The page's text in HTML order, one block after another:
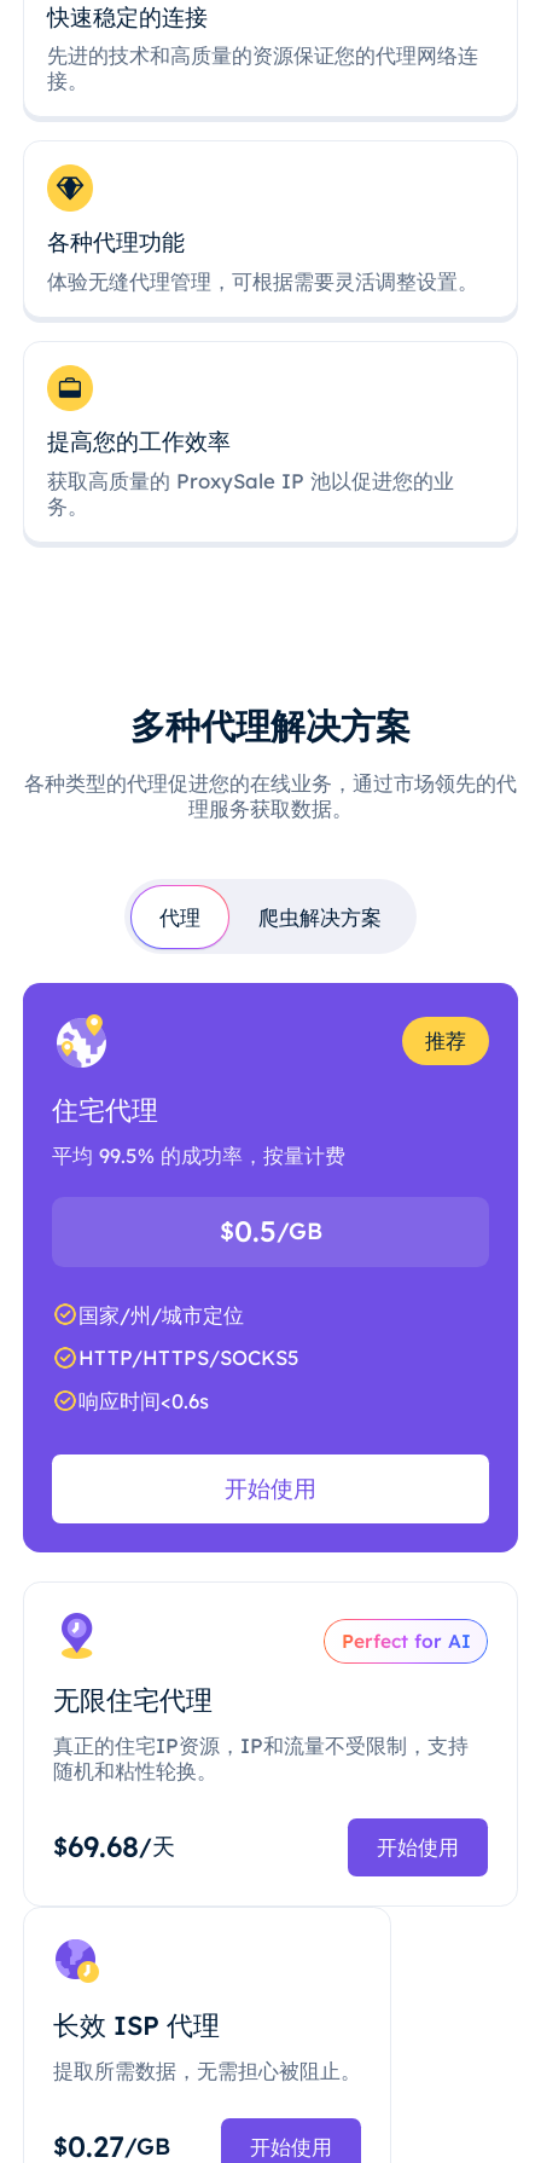
快速稳定的连接
先进的技术和高质量的资源保证您的代理网络连
接。
各种代理功能
体验无缝代理管理，可根据需要灵活调整设置。
提高您的工作效率
获取高质量的 ProxySale IP 池以促进您的业
务。
多种代理解决方案
各种类型的代理促进您的在线业务，通过市场领先的代
理服务获取数据。
代理 爬虫解决方案
推荐
住宅代理
平均 99.5% 的成功率，按量计费
$0.5/GB
国家/州/城市定位
HTTP/HTTPS/SOCKS5
响应时间<0.6s
开始使用
Perfect for AI
无限住宅代理
真正的住宅IP资源，IP和流量不受限制，支持
随机和粘性轮换。
$69.68/天 开始使用
长效 ISP 代理
提取所需数据，无需担心被阻止。
$0.27/GB 开始使用